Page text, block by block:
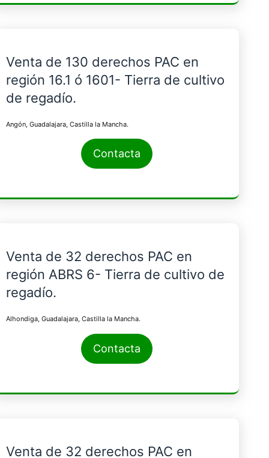
Venta de 130 derechos PAC en
región 16.1 ó 1601- Tierra de cultivo
de regadío.
Angón, Guadalajara, Castilla la Mancha.
Contacta
Venta de 32 derechos PAC en
región ABRS 6- Tierra de cultivo de
regadío.
Alhondiga, Guadalajara, Castilla la Mancha.
Contacta
Venta de 32 derechos PAC en